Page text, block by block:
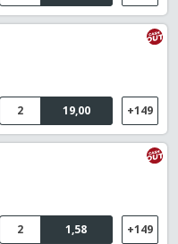
19,00
2 +149
1,58
2 +149